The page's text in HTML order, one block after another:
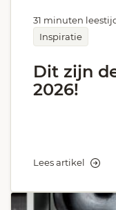
Inspiratie
31 minuten
Dit zijn
2026!
Lees artikel